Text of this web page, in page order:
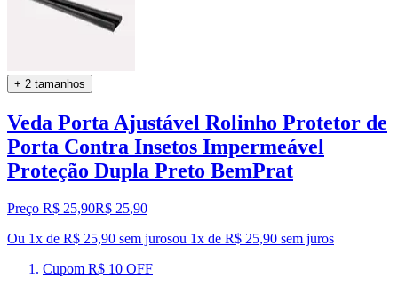
+ 2 tamanhos
Veda Porta Ajustável Rolinho Protetor de
Porta Contra Insetos Impermeável
Proteção Dupla Preto BemPrat
Preço R$ 25,90R$ 25,90
Ou 1x de R$ 25,90 sem jurosou 1x de R$ 25,90 sem juros
Cupom R$ 10 OFF